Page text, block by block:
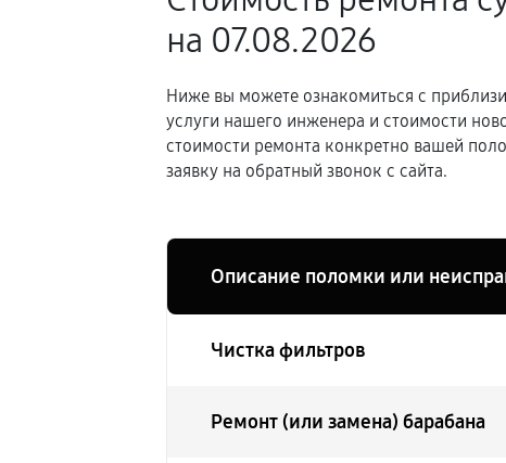
на 07.08.2026
Ниже вы можете ознакомиться с
услуги нашего инженера и стоимости
стоимости ремонта конкретно вашей
заявку на обратный звонок с сайта.
Описание поломки или
Чистка фильтров
Ремонт (или замена) барабана